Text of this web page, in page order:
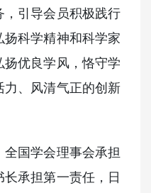
，引导会员积极践行
科学精神和科学家
优良学风，恪守学
力、风清气正的创新
全国学会理事会承担
承担第一责任，日